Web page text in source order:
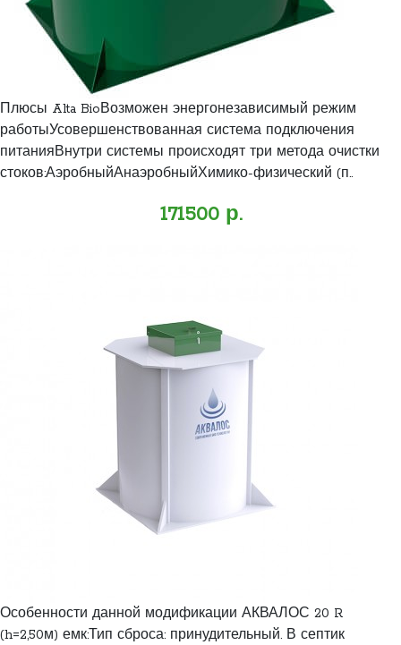
Плюсы Alta BioВозможен энергонезависимый режим
работыУсовершенствованная система подключения
питанияВнутри системы происходят три метода очистки
стоков:АэробныйАнаэробныйХимико-физический (п..
171500 р.
Особенности данной модификации АКВАЛОС 20 R
(h=2,50м) емк:Тип сброса: принудительный. В септик